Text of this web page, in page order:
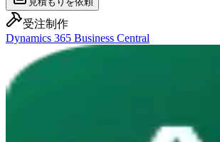
受注制作
Dynamics 365 Business Central